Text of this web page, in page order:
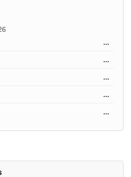
...
...
...
...
...